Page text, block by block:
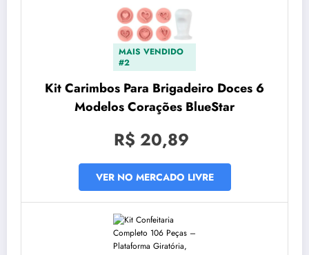
MAIS VENDIDO
#2
Kit Carimbos Para Brigadeiro Doces 6
Modelos Corações BlueStar
R$ 20,89
VER NO MERCADO LIVRE